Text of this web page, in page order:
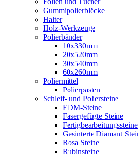
Folien und Tücher
Gummipolierblöcke
Halter
Holz-Werkzeuge
Polierbänder
10x330mm
20x520mm
30x540mm
60x260mm
Poliermittel
Polierpasten
Schleif- und Poliersteine
EDM-Steine
Fasergefügte Steine
Fertigbearbeitungssteine
Gesinterte Diamant-
Rosa Steine
Rubinsteine